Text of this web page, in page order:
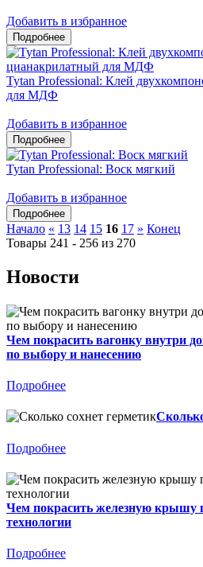
Добавить в избранное
Tytan Professional: Клей
для МДФ
Добавить в избранное
Tytan Professional: Воск мягкий
Добавить в избранное
Начало « 13 14 15 16 17 » Конец
Товары 241 - 256 из 270
Новости
Чем покрасить вагонку внутри
по выбору и нанесению
Подробнее
Подробнее
Чем покрасить железную крышу
технологии
Подробнее